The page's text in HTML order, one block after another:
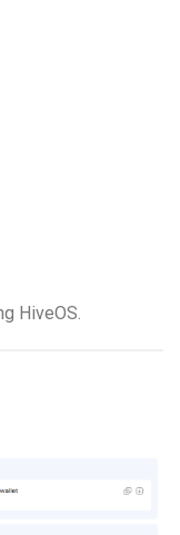
HiveOS.